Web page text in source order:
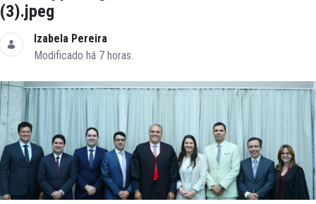
(3).jpeg
Izabela Pereira
Modificado há 7 horas.